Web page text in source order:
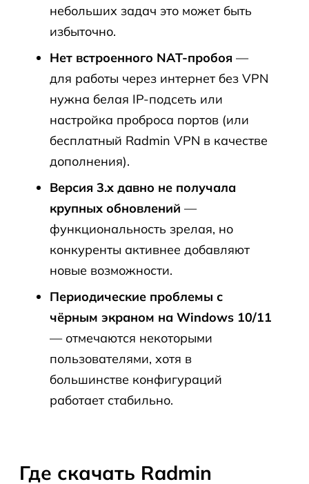
небольших задач это может быть
избыточно.
Нет встроенного NAT-пробоя —
для работы через интернет без VPN
нужна белая IP-подсеть или
настройка проброса портов (или
бесплатный Radmin VPN в качестве
дополнения).
Версия 3.x давно не получала
крупных обновлений —
функциональность зрелая, но
конкуренты активнее добавляют
новые возможности.
Периодические проблемы с
чёрным экраном на Windows 10/11
— отмечаются некоторыми
пользователями, хотя в
большинстве конфигураций
работает стабильно.
Где скачать Radmin